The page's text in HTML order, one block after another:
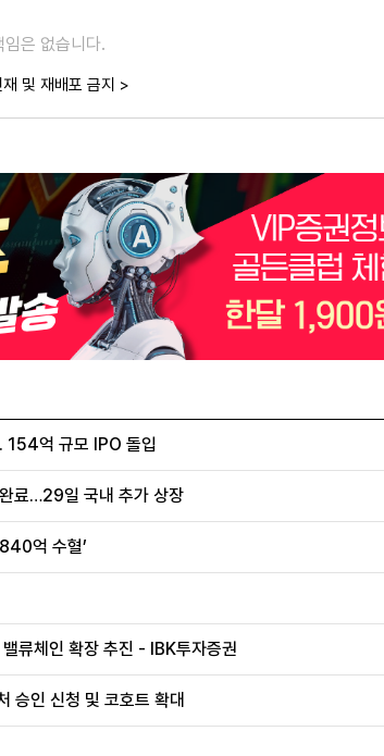
은 없습니다.
및 재배포 금지 >
154억 규모 IPO 돌입
료…29일 국내 추가 상장
억 수혈’
류체인 확장 추진 - IBK투자증권
승인 신청 및 코호트 확대